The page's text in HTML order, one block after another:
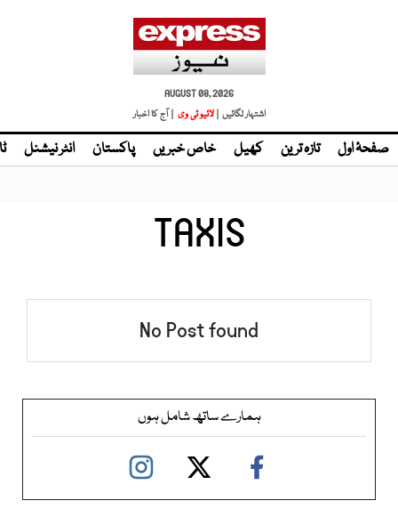
AUGUST 08, 2026
اشتہار لگائیں | لائیو ٹی وی | آج کا اخبار
صفحۂ اول تازہ ترین کھیل خاص خبریں پاکستان انٹر نیشنل
TAXIS
No Post found
ہمارے ساتھ شامل ہوں